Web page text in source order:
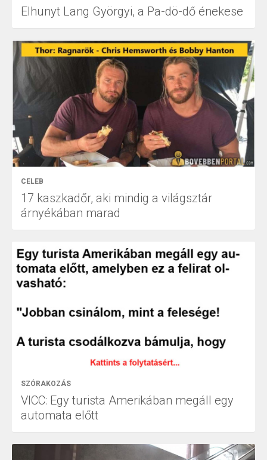
Elhunyt Lang Györgyi, a Pa-dö-dő énekese
CELEB
17 kaszkadőr, aki mindig a világsztár
árnyékában marad
SZÓRAKOZÁS
VICC: Egy turista Amerikában megáll egy
automata előtt